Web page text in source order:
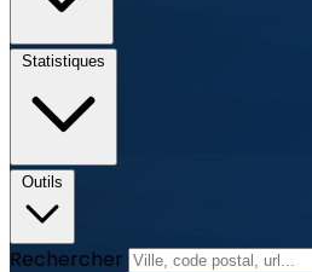
Statistiques
Outils
Rechercher